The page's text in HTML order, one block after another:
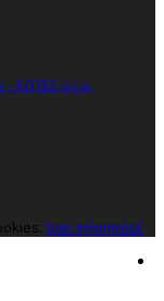
Viac informácií.